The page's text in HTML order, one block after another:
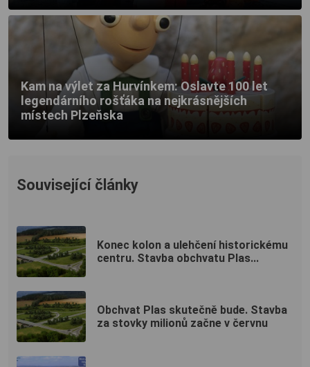
Kam na výlet za Hurvínkem: Oslavte 100 let
legendárního rošťáka na nejkrásnějších
místech Plzeňska
Související články
Konec kolon a ulehčení historickému
centru. Stavba obchvatu Plas...
Obchvat Plas skutečně bude. Stavba
za stovky milionů začne v červnu